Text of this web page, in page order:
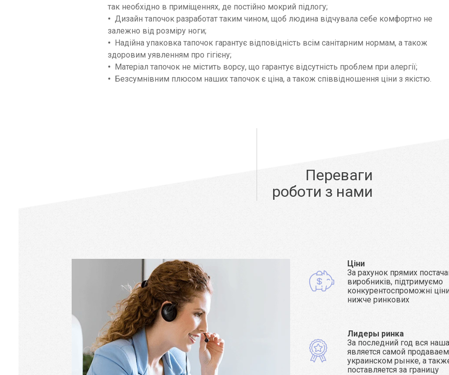
так необхідно в приміщеннях, де постійно мокрий підлогу;
Дизайн тапочок разработат таким чином, щоб людина відчувала себе комфортно не
залежно від розміру ноги;
Надійна упаковка тапочок гарантує відповідність всім санітарним нормам, а також
здоровим уявленням про гігієну;
Матеріал тапочок не містить ворсу, що гарантує відсутність проблем при алергії;
Безсумнівним плюсом наших тапочок є ціна, а також співвідношення ціни з якістю.
Переваги
роботи з нами
Ціни
За рахунок прямих
виробників, підтримуємо
конкурентоспроможні ціни
нижче ринкових
Лидеры ринка
За последний год вся
является самой
украинском рынке, а
поставляется за границу